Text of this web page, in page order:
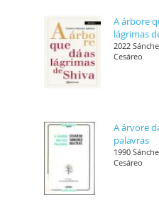
A árbore
lágrimas
2022
Cesáreo
A árvore
palavras
1990
Cesáreo